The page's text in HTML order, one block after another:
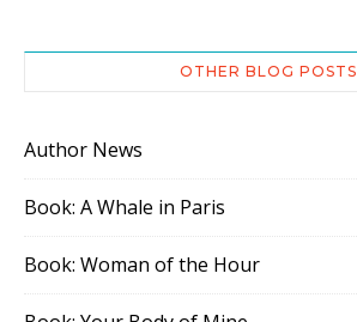
OTHER BLOG POSTS
Author News
Book: A Whale in Paris
Book: Woman of the Hour